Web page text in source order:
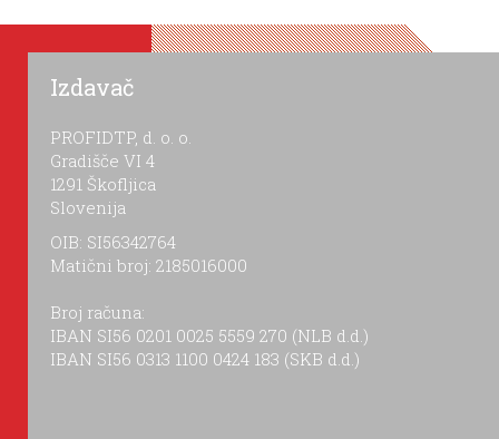
Izdavač
PROFIDTP, d. o. o.
Gradišče VI 4
1291 Škofljica
Slovenija
OIB: SI56342764
Matični broj: 2185016000
Broj računa:
IBAN SI56 0201 0025 5559 270 (NLB d.d.)
IBAN SI56 0313 1100 0424 183 (SKB d.d.)